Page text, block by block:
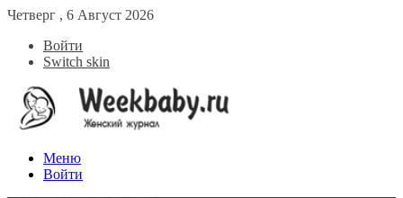
Четверг , 6 Август 2026
Войти
Switch skin
Меню
Войти